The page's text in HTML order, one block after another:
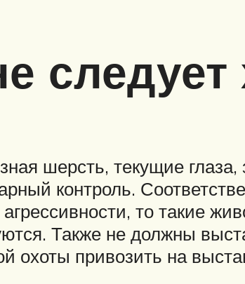
шерсть, текущие
контроль.
то такие
Также не должны
охоты привозить на